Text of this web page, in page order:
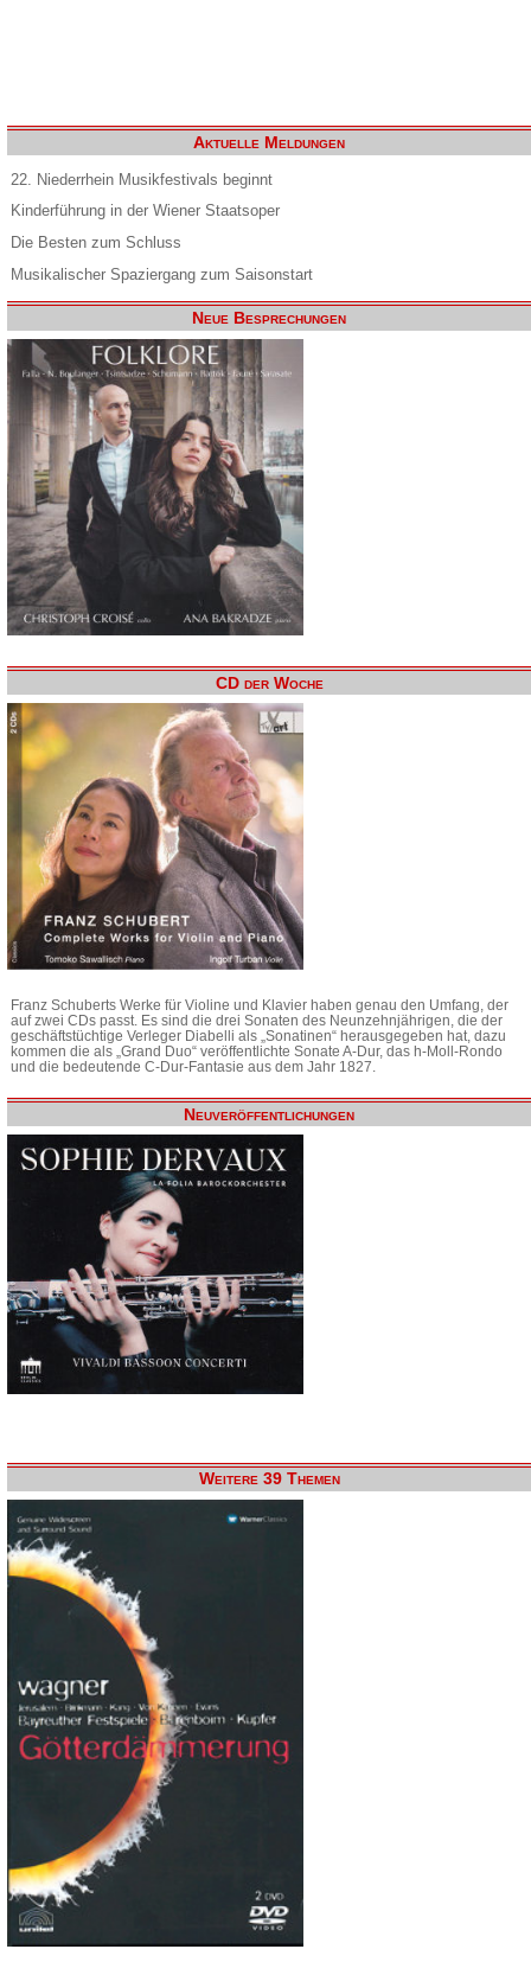
Aktuelle Meldungen
22. Niederrhein Musikfestivals beginnt
Kinderführung in der Wiener Staatsoper
Die Besten zum Schluss
Musikalischer Spaziergang zum Saisonstart
Neue Besprechungen
CD der Woche
Franz Schuberts Werke für Violine und Klavier haben genau den Umfang, der
auf zwei CDs passt. Es sind die drei Sonaten des Neunzehnjährigen, die der
geschäftstüchtige Verleger Diabelli als „Sonatinen“ herausgegeben hat, dazu
kommen die als „Grand Duo“ veröffentlichte Sonate A-Dur, das h-Moll-Rondo
und die bedeutende C-Dur-Fantasie aus dem Jahr 1827.
Neuveröffentlichungen
Weitere 39 Themen